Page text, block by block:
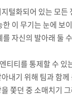
털화되어 있는 모든
이 무기는 눈에 보
자신의 발아래 둘
티티를 통제할 수 있
내기 위해 팀과 함
쫓던 중 소매치기